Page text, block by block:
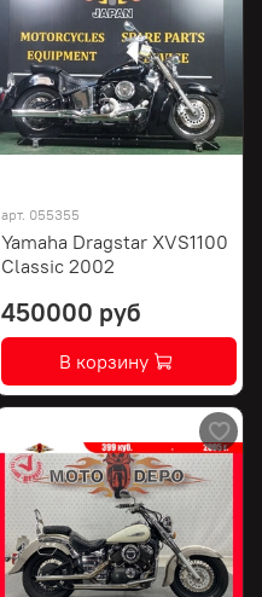
арт. 055355
Yamaha Dragstar XVS1100
Classic 2002
450000 руб
В корзину